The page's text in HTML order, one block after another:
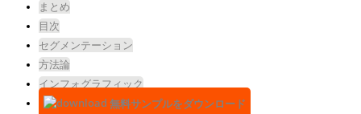
まとめ
目次
セグメンテーション
方法論
インフォグラフィック
無料サンプルをダウンロード